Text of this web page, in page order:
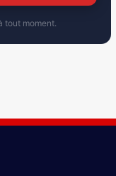
tout moment.